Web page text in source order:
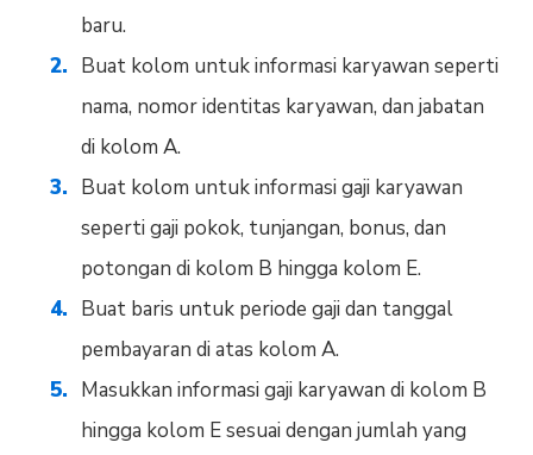
baru.
Buat kolom untuk informasi karyawan seperti
nama, nomor identitas karyawan, dan jabatan
di kolom A.
Buat kolom untuk informasi gaji karyawan
seperti gaji pokok, tunjangan, bonus, dan
potongan di kolom B hingga kolom E.
Buat baris untuk periode gaji dan tanggal
pembayaran di atas kolom A.
Masukkan informasi gaji karyawan di kolom B
hingga kolom E sesuai dengan jumlah yang